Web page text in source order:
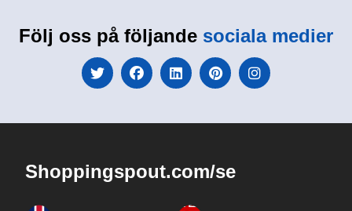
Följ oss på följande sociala medier
Shoppingspout.com/se